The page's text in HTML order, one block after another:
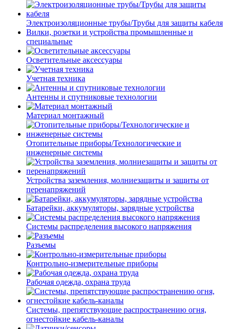
Электроизоляционные трубы/Трубы для защиты кабеля
Вилки, розетки и устройства промышленные и
специальные
Осветительные аксессуары
Учетная техника
Антенны и спутниковые технологии
Материал монтажный
Отопительные приборы/Технологические и
инженерные системы
Устройства заземления, молниезащиты и защиты от
перенапряжений
Батарейки, аккумуляторы, зарядные устройства
Системы распределения высокого напряжения
Разъемы
Контрольно-измерительные приборы
Рабочая одежда, охрана труда
Системы, препятствующие распространению огня,
огнестойкие кабель-каналы